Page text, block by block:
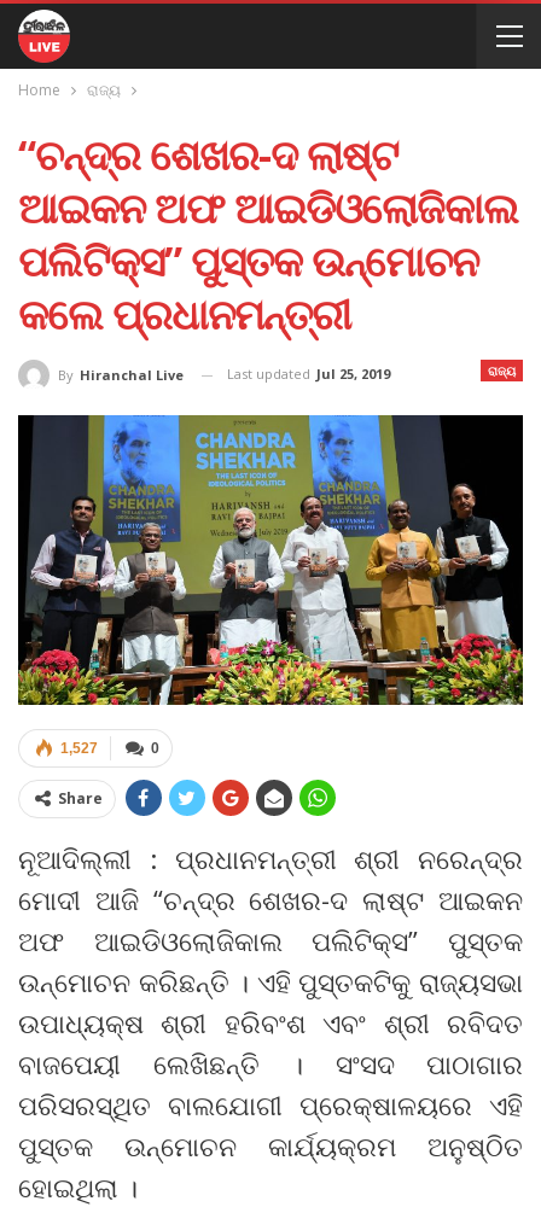
Home ରାଜ୍ୟ
“ଚନ୍ଦ୍ର ଶେଖର-ଦ ଲାଷ୍ଟ
ଆଇକନ ଅଫ ଆଇଡିଓଲୋଜିକାଲ
ପଲିଟିକ୍ସ” ପୁସ୍ତକ ଉନ୍ମୋଚନ
କଲେ ପ୍ରଧାନମନ୍ତ୍ରୀ
ରାଜ୍ୟ
By Hiranchal Live Last updated Jul 25, 2019
0
1,527
Share
ନୂଆଦିଲ୍ଲୀ : ପ୍ରଧାନମନ୍ତ୍ରୀ ଶ୍ରୀ ନରେନ୍ଦ୍ର
ମୋଦୀ ଆଜି “ଚନ୍ଦ୍ର ଶେଖର-ଦ ଲାଷ୍ଟ ଆଇକନ
ଅଫ ଆଇଡିଓଲୋଜିକାଲ ପଲିଟିକ୍ସ” ପୁସ୍ତକ
ଉନ୍ମୋଚନ କରିଛନ୍ତି । ଏହି ପୁସ୍ତକଟିକୁ ରାଜ୍ୟସଭା
ଉପାଧ୍ୟକ୍ଷ ଶ୍ରୀ ହରିବଂଶ ଏବଂ ଶ୍ରୀ ରବିଦତ
ବାଜପେୟୀ ଲେଖିଛନ୍ତି । ସଂସଦ ପାଠାଗାର
ପରିସରସ୍ଥିତ ବାଲଯୋଗୀ ପ୍ରେକ୍ଷାଳୟରେ ଏହି
ପୁସ୍ତକ ଉନ୍ମୋଚନ କାର୍ଯ୍ୟକ୍ରମ ଅନୁଷ୍ଠିତ
ହୋଇଥିଲା ।